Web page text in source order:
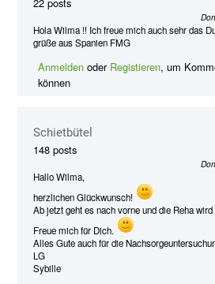
22 posts
Hola Wilma !! Ich freue mich auch sehr das
grüße aus Spanien FMG
Anmelden oder Registieren, um
können
Schietbütel
148 posts
Hallo Wilma,
herzlichen Glückwunsch!
Ab jetzt geht es nach vorne und die Reha
Freue mich für Dich.
Alles Gute auch für die
LG
Sybille